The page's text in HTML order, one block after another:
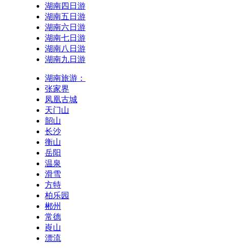
湖南四日游
湖南五日游
湖南六日游
湖南七日游
湖南八日游
湖南九日游
湖南旅游：
张家界
凤凰古城
天门山
韶山
长沙
衡山
岳阳
温泉
滑雪
方特
柏乐园
郴州
常德
崀山
漂流